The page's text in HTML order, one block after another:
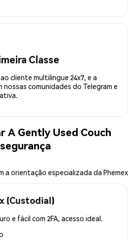
Classe
cliente multilingue 24x7, e a
nossas comunidades do Telegram e
A Gently Used Couch
a orientação especializada da Phemex
(Custodial)
e fácil com 2FA, acesso ideal.